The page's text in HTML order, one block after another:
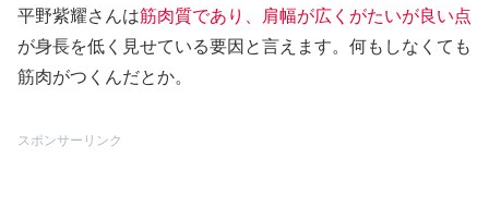
平野紫耀さんは筋肉質であり、肩幅が広くがたいが良い点
が身長を低く見せている要因と言えます。何もしなくても
筋肉がつくんだとか。
スポンサーリンク